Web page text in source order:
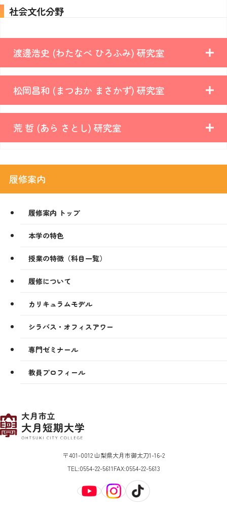
社会文化分野
渡邊浩史 (わたなべ ひろふみ) 研究室
松岡昌和 (まつおか まさかず) 研究室
荒 哲 (あら さとし) 研究室
履修案内
履修案内 トップ
本学の特色
授業の特徴（科目一覧）
履修について
カリキュラムモデル
シラバス・オフィスアワー
専門ゼミナール
教員プロフィール
〒401-0012 山梨県大月市御太刀1-16-2
TEL:0554-22-5611FAX:0554-22-5613